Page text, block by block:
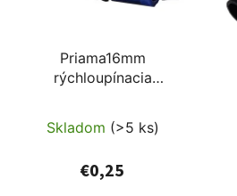
Priama16mm
rýchloupínacia
Skladom (>5 ks)
€0,25